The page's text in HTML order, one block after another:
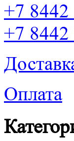
+7 8442
+7 8442
Оплата